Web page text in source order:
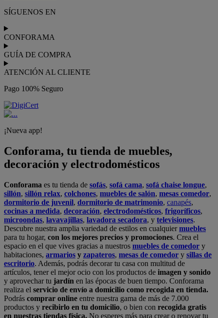
SÍGUENOS EN
CONFORAMA
GUÍA DE COMPRA
ATENCIÓN AL CLIENTE
Pago 100% Seguro
¡Nueva app!
Conforama, tu tienda de muebles,
decoración y electrodomésticos
Conforama es tu tienda de sofás, sofá cama, sofá chaise longue,
sillón, sillón relax, colchones, muebles de salón, mesas comedor,
dormitorio de juvenil, dormitorio de matrimonio, canapés,
cocinas a medida, decoración, electrodomésticos, frigoríficos,
microondas, lavavajillas, lavadora secadora, y televisiones.
Descubre nuestra amplia variedad de estilos en cualquiermuebles
para tu hogar, con los mejores precios y promociones. Crea el
espacio en el que vives gracias a nuestros muebles de comedor y
habitaciones, armarios y zapateros, mesas de comedor y sillas de
escritorio. Además, podrás decorar tu casa con multitud de
artículos, tener el mejor ocio con los productos de imagen y sonido
y aprovechar tu jardín en las épocas de buen tiempo. Conforama
realiza el servicio de envío a domicilio como recogida en tienda.
Podrás comprar online entre nuestra gama de más de 7.000
productos y recibirlo en tu domicilio, o bien con recogida gratis
en nuestras tiendas física. No esperes más para crear o renovar tu